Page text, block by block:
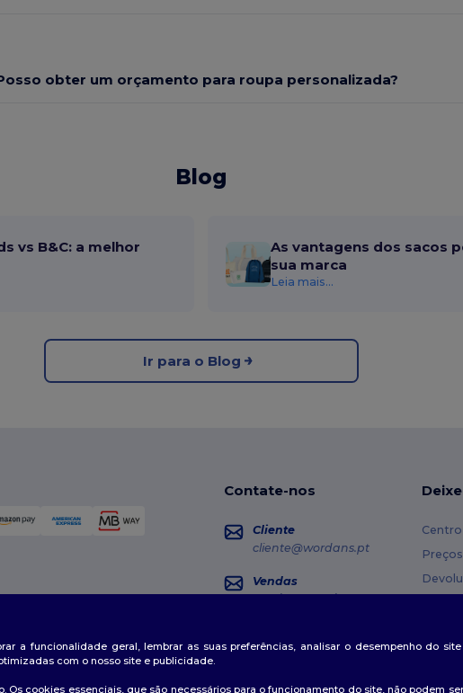
obter um orçamento para roupa personalizada?
Blog
vs B&C: a melhor
As vantagens dos sacos
sua marca
Leia mais...
Ir para o Blog
Contate-nos
Cliente
cliente@wordans.pt
Vendas
vendas@wordans.pt
Centro
Cupons
a funcionalidade geral, lembrar as suas preferências, analisar o desempenho do
com o nosso site e publicidade.
cookies essenciais, que são necessários para o funcionamento do site, não podem